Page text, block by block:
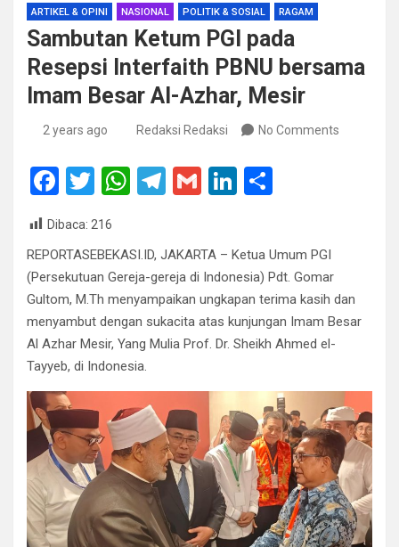
ARTIKEL & OPINI NASIONAL POLITIK & SOSIAL RAGAM
Sambutan Ketum PGI pada
Resepsi Interfaith PBNU bersama
Imam Besar Al-Azhar, Mesir
2 years ago Redaksi Redaksi No Comments
F
ce
b
o
o
k
T
tt
er
W
s
A
p
p
T
gr
a
m
G
Li
dI
n
e
Dibaca: 216
REPORTASEBEKASI.ID, JAKARTA – Ketua Umum PGI
(Persekutuan Gereja-gereja di Indonesia) Pdt. Gomar
Gultom, M.Th menyampaikan ungkapan terima kasih dan
menyambut dengan sukacita atas kunjungan Imam Besar
Al Azhar Mesir, Yang Mulia Prof. Dr. Sheikh Ahmed el-
Tayyeb, di Indonesia.